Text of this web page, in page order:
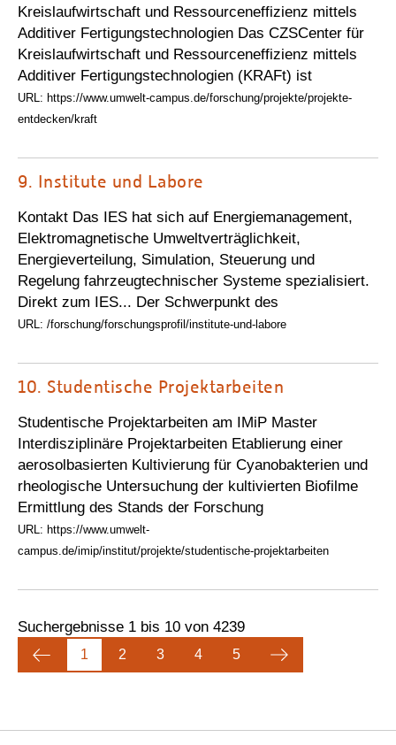
Kreislaufwirtschaft und Ressourceneffizienz mittels
Additiver Fertigungstechnologien Das CZSCenter für
Kreislaufwirtschaft und Ressourceneffizienz mittels
Additiver Fertigungstechnologien (KRAFt) ist
URL: https://www.umwelt-campus.de/forschung/projekte/projekte-
entdecken/kraft
9. Institute und Labore
Kontakt Das IES hat sich auf Energiemanagement,
Elektromagnetische Umweltverträglichkeit,
Energieverteilung, Simulation, Steuerung und
Regelung fahrzeugtechnischer Systeme spezialisiert.
Direkt zum IES... Der Schwerpunkt des
URL: /forschung/forschungsprofil/institute-und-labore
10. Studentische Projektarbeiten
Studentische Projektarbeiten am IMiP Master
Interdisziplinäre Projektarbeiten Etablierung einer
aerosolbasierten Kultivierung für Cyanobakterien und
rheologische Untersuchung der kultivierten Biofilme
Ermittlung des Stands der Forschung
URL: https://www.umwelt-
campus.de/imip/institut/projekte/studentische-projektarbeiten
Suchergebnisse 1 bis 10 von 4239
1 2 3 4 5